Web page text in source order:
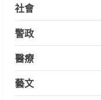
社會
警政
醫療
藝文